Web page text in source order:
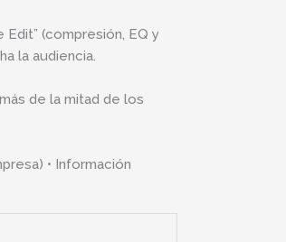
(compresión, EQ y
la audiencia.
de la mitad de los
• Información